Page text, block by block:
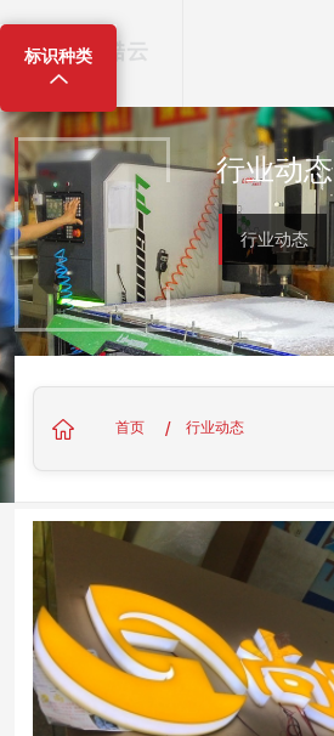
行业动态
行业动态
首页 / 行业动态
标识种类